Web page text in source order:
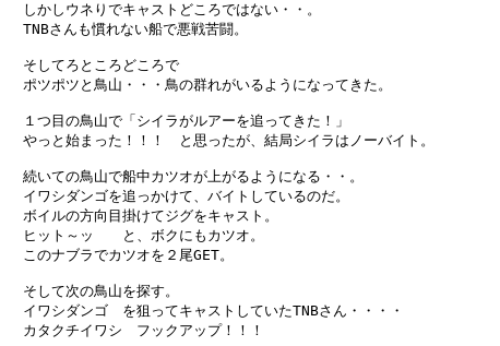
しかしウネりでキャストどころではない・・。
TNBさんも慣れない船で悪戦苦闘。
そしてろところどころで
ポツポツと鳥山・・・鳥の群れがいるようになってきた。
１つ目の鳥山で「シイラがルアーを追ってきた！」
やっと始まった！！！　と思ったが、結局シイラはノーバイト。
続いての鳥山で船中カツオが上がるようになる・・。
イワシダンゴを追っかけて、バイトしているのだ。
ボイルの方向目掛けてジグをキャスト。
ヒット～ッ　　と、ボクにもカツオ。
このナブラでカツオを２尾GET。
そして次の鳥山を探す。
イワシダンゴ　を狙ってキャストしていたTNBさん・・・・
カタクチイワシ　フックアップ！！！